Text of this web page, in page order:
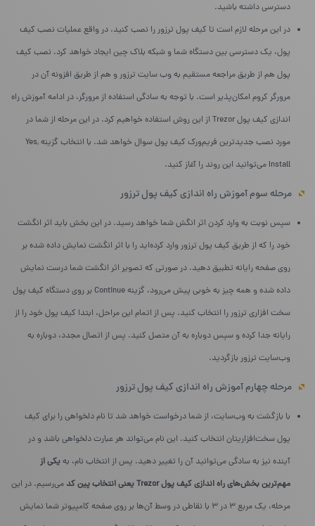
دسترسی داشته باشید.
در این مرحله لازم است تا کیف پول ترزور را نصب کنید. در واقع عملیات نصب کیف
پول، یک دسترسی بین دستگاه شما و شبکه بلاک چین ایجاد خواهد کرد. نصب کیف
پول هم از طریق مراجعه مستقیم به وب سایت ترزور و هم از طریق افزونه آن در
مرورگر کروم امکان‌پذیر است. با توجه به سادگی استفاده از مرورگر، در ادامه آموزش راه
اندازی کیف پول Trezor از این روش استفاده خواهیم کرد. در این مرحله از شما در
مورد نصب جدیدترین فریم‌ورک کیف پول سوال خواهد شد. با انتخاب گزینه Yes,
Install می‌توانید این روند را آغاز کنید.
مرحله سوم آموزش راه‌ اندازی کیف پول ترزور
سپس نوبت به وارد کردن اثر انگش شما خواهد رسید. در این بخش باید اثر انگشت
خود را که از طریق کیف پول ترزور وارد کرده‌اید را با اثر انگشت نمایش داده شده بر
روی صفحه رایانه تطبیق دهید. در صورتی که تصویر اثر انگشت شما درست نمایش
داده شده و همه چیز به خوبی پیش می‌رود، گزینه Continue بر روی دستگاه کیف پول
سخت افزاری ترزور را انتخاب کنید. پس از اتمام این مراحل، ابتدا کیف پول خود را از
رایانه جدا کرده و سپس دوباره به آن متصل کنید. پس از اتصال مجدد، دوباره به
وب‌سایت ترزور بازگردید.
مرحله چهارم آموزش راه‌ اندازی کیف پول ترزور
با بازگشت به وب‌سایت، از شما درخواست خواهد شد تا نام دلخواهی را برای کیف
پول سخت‌افزاریتان انتخاب کنید. این نام می‌تواند هر عبارت دلخواهی باشد و در
آینده نیز به سادگی می‌توانید آن را تغییر دهید. پس از انتخاب نام، بهیکی از
مهم‌ترین بخش‌های راه‌ اندازی کیف پولTrezorیعنی انتخاب پین کد می‌رسیم. در این
مرحله، یک مربع ۳ در ۳ با نقاطی در وسط آن‌ها بر روی صفحه کامپیوتر شما نمایش